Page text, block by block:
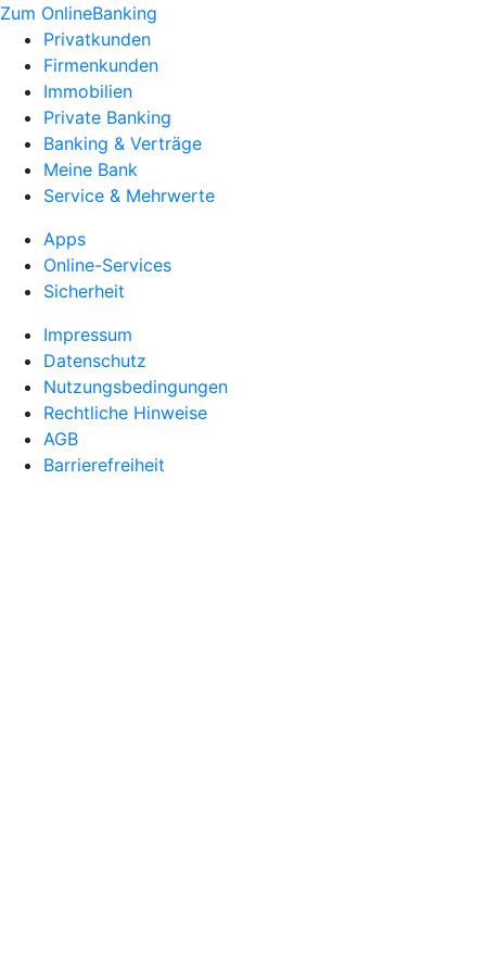
Zum OnlineBanking
Privatkunden
Firmenkunden
Immobilien
Private Banking
Banking & Verträge
Meine Bank
Service & Mehrwerte
Apps
Online-Services
Sicherheit
Impressum
Datenschutz
Nutzungsbedingungen
Rechtliche Hinweise
AGB
Barrierefreiheit